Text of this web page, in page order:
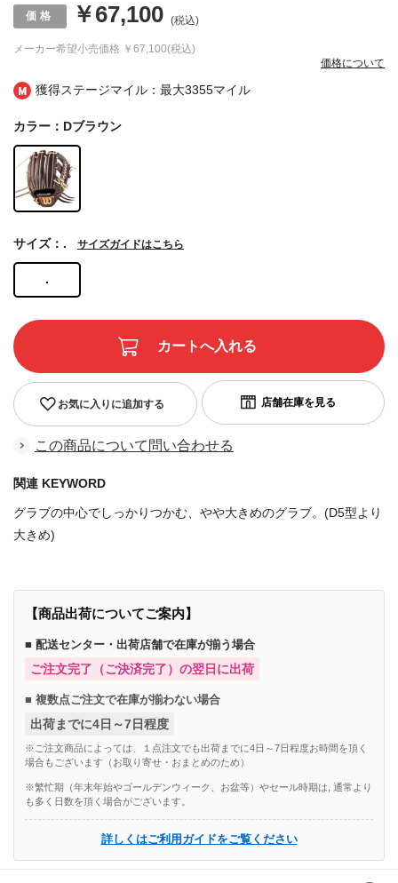
獲得ステージマイル：最大3355マイル
メーカー希望小売価格 ￥67,100(税込)
￥67,100 (税込)
価格について
カラー：Dブラウン
.
サイズ：. サイズガイドはこちら
お気に入りに追加する
この商品について問い合わせる
関連 KEYWORD
グラブの中心でしっかりつかむ、やや大きめのグラブ。(D5型より
大きめ)
【商品出荷についてご案内】
■ 配送センター・出荷店舗で在庫が揃う場合
ご注文完了（ご決済完了）の翌日に出荷
■ 複数点ご注文で在庫が揃わない場合
出荷までに4日～7日程度
※ご注文商品によっては、１点注文でも出荷までに4日～7日程度お時間を頂く
場合もございます（お取り寄せ・おまとめのため）
※繁忙期（年末年始やゴールデンウィーク、お盆等）やセール時期は, 通常より
も多く日数を頂く場合がございます。
詳しくはご利用ガイドをご覧ください